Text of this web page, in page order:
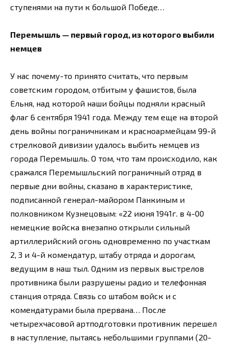
ступенями на пути к большой Победе…
Перемышль — первый город, из которого выбили
немцев
У нас почему-то принято считать, что первым
советским городом, отбитым у фашистов, была
Ельня, над которой наши бойцы подняли красный
флаг 6 сентября 1941 года. Между тем еще на второй
день войны пограничникам и красноармейцам 99-й
стрелковой дивизии удалось выбить немцев из
города Перемышль. О том, что там происходило, как
сражался Перемышльский пограничный отряд в
первые дни войны, сказано в характеристике,
подписанной генерал-майором Панкиным и
полковником Кузнецовым: «22 июня 1941г. в 4-00
немецкие войска внезапно открыли сильный
артиллерийский огонь одновременно по участкам
2, 3 и 4-й комендатур, штабу отряда и дорогам,
ведущим в наш тыл. Одним из первых выстрелов
противника были разрушены радио и телефонная
станция отряда. Связь со штабом войск и с
комендатурами была прервана… После
четырехчасовой артподготовки противник перешел
в наступление, пытаясь небольшими группами (20-